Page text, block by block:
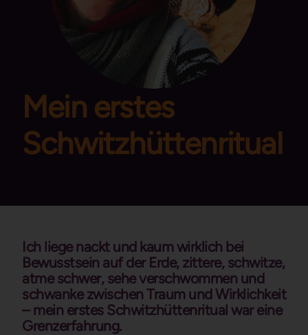
Mein erstes
Schwitzhüttenritual
Ich liege nackt und kaum wirklich bei
Bewusstsein auf der Erde, zittere, schwitze,
atme schwer, sehe verschwommen und
schwanke zwischen Traum und Wirklichkeit
– mein erstes Schwitzhüttenritual war eine
Grenzerfahrung.